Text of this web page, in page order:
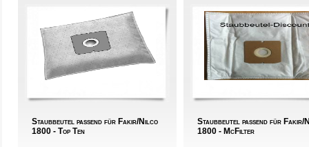
Staubbeutel passend für Fakir/Nilco
1800 - Top Ten
Staubbeutel passend für Fakir/
1800 - McFilter